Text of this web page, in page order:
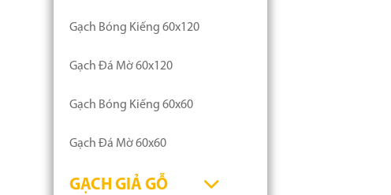
Gạch Bóng Kiếng 60x120
Gạch Đá Mờ 60x120
Gạch Bóng Kiếng 60x60
Gạch Đá Mờ 60x60
GẠCH GIẢ GỖ